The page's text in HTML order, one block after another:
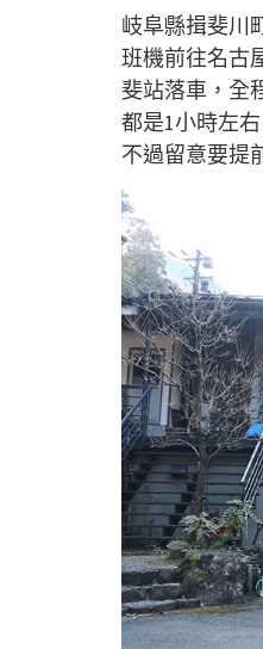
岐阜縣揖斐川
班機前往名古
斐站落車，全
都是1小時左
不過留意要提